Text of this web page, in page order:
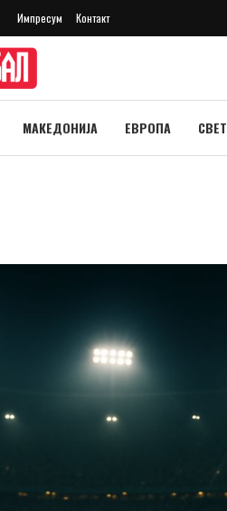
Импресум Контакт
МАКЕДОНИЈА ЕВРОПА СВЕТ